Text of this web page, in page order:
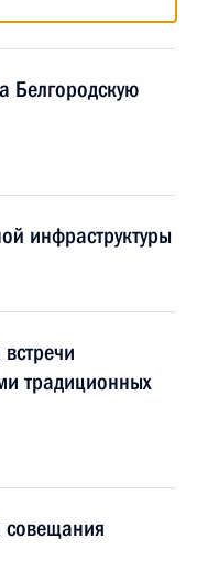
Белгородскую
инфраструктуры
традиционных
совещания